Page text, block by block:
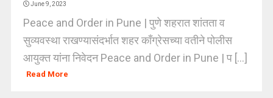
June 9, 2023
Peace and Order in Pune | पुणे शहरात शांतता व
सुव्यवस्था राखण्यासंदर्भात शहर काँग्रेसच्या वतीने पोलीस
आयुक्त यांना निवेदन Peace and Order in Pune | प [...]
Read More